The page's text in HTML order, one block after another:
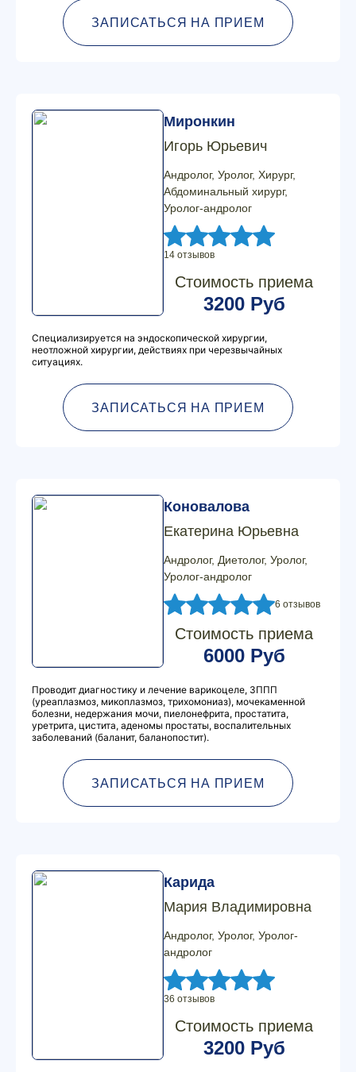
ЗАПИСАТЬСЯ НА ПРИЕМ
Миронкин
Игорь Юрьевич
Андролог, Уролог, Хирург,
Абдоминальный хирург,
Уролог-андролог
14 отзывов
Стоимость приема
3200 Руб
Специализируется на эндоскопической хирургии,
неотложной хирургии, действиях при черезвычайных
ситуациях.
ЗАПИСАТЬСЯ НА ПРИЕМ
Коновалова
Екатерина Юрьевна
Андролог, Диетолог, Уролог,
Уролог-андролог
6 отзывов
Стоимость приема
6000 Руб
Проводит диагностику и лечение варикоцеле, ЗППП
(уреаплазмоз, микоплазмоз, трихомониаз), мочекаменной
болезни, недержания мочи, пиелонефрита, простатита,
уретрита, цистита, аденомы простаты, воспалительных
заболеваний (баланит, баланопостит).
ЗАПИСАТЬСЯ НА ПРИЕМ
Карида
Мария Владимировна
Андролог, Уролог, Уролог-
андролог
36 отзывов
Стоимость приема
3200 Руб